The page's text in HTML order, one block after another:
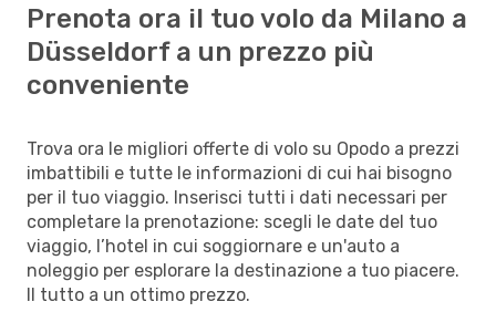
Prenota ora il tuo volo da Milano a
Düsseldorf a un prezzo più
conveniente
Trova ora le migliori offerte di volo su Opodo a prezzi
imbattibili e tutte le informazioni di cui hai bisogno
per il tuo viaggio. Inserisci tutti i dati necessari per
completare la prenotazione: scegli le date del tuo
viaggio, l’hotel in cui soggiornare e un'auto a
noleggio per esplorare la destinazione a tuo piacere.
Il tutto a un ottimo prezzo.